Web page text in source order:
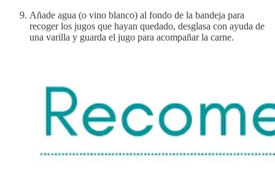
Añade agua (o vino blanco) al fondo de la bandeja para
recoger los jugos que hayan quedado, desglasa con ayuda de
una varilla y guarda el jugo para acompañar la carne.